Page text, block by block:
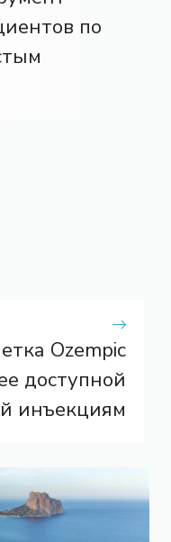
по
Ozempic
доступной
инъекциям